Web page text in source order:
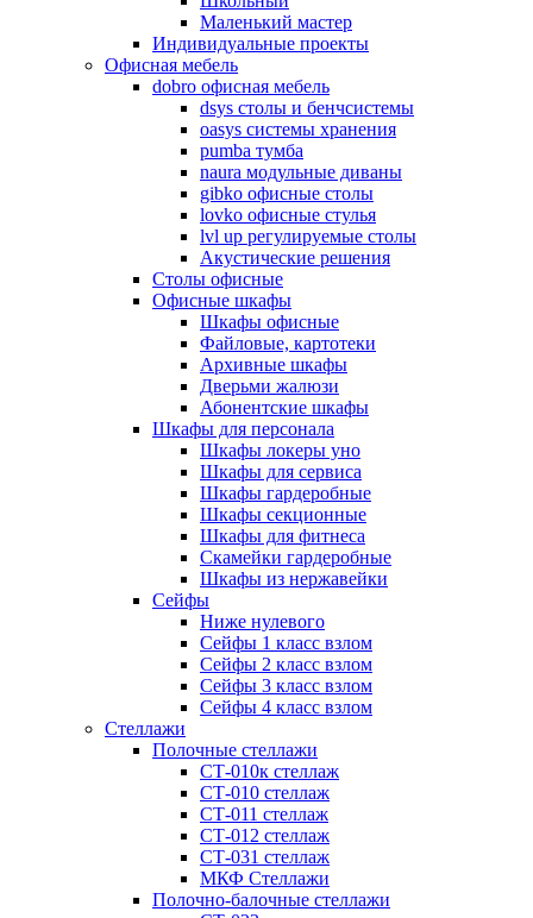
Маленький мастер
Индивидуальные проекты
Офисная мебель
dobro офисная мебель
dsys столы и бенчсистемы
oasys системы хранения
pumba тумба
naura модульные диваны
gibko офисные столы
lovko офисные стулья
lvl up регулируемые столы
Акустические решения
Столы офисные
Офисные шкафы
Шкафы офисные
Файловые, картотеки
Архивные шкафы
Дверьми жалюзи
Абонентские шкафы
Шкафы для персонала
Шкафы локеры уно
Шкафы для сервиса
Шкафы гардеробные
Шкафы секционные
Шкафы для фитнеса
Скамейки гардеробные
Шкафы из нержавейки
Сейфы
Ниже нулевого
Сейфы 1 класс взлом
Сейфы 2 класс взлом
Сейфы 3 класс взлом
Сейфы 4 класс взлом
Стеллажи
Полочные стеллажи
СТ-010к стеллаж
СТ-010 стеллаж
СТ-011 стеллаж
СТ-012 стеллаж
СТ-031 стеллаж
МКФ Стеллажи
Полочно-балочные стеллажи